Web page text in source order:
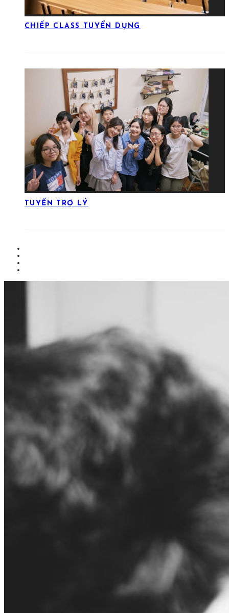
CHIẾP CLASS TUYỂN DỤNG
TUYỂN TRỢ LÝ